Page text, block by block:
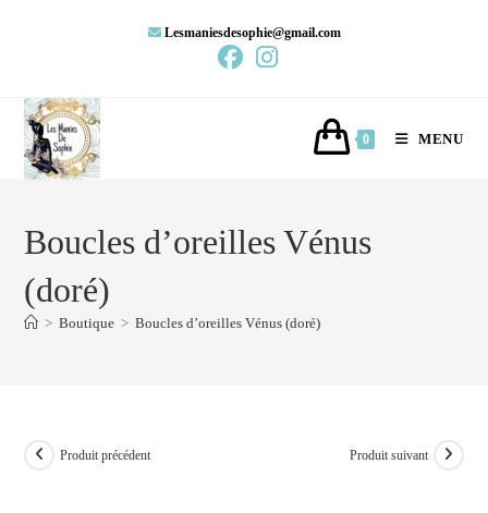
Lesmaniesdesophie@gmail.com
0 MENU
Boucles d’oreilles Vénus
(doré)
> Boutique > Boucles d’oreilles Vénus (doré)
Produit précédent Produit suivant